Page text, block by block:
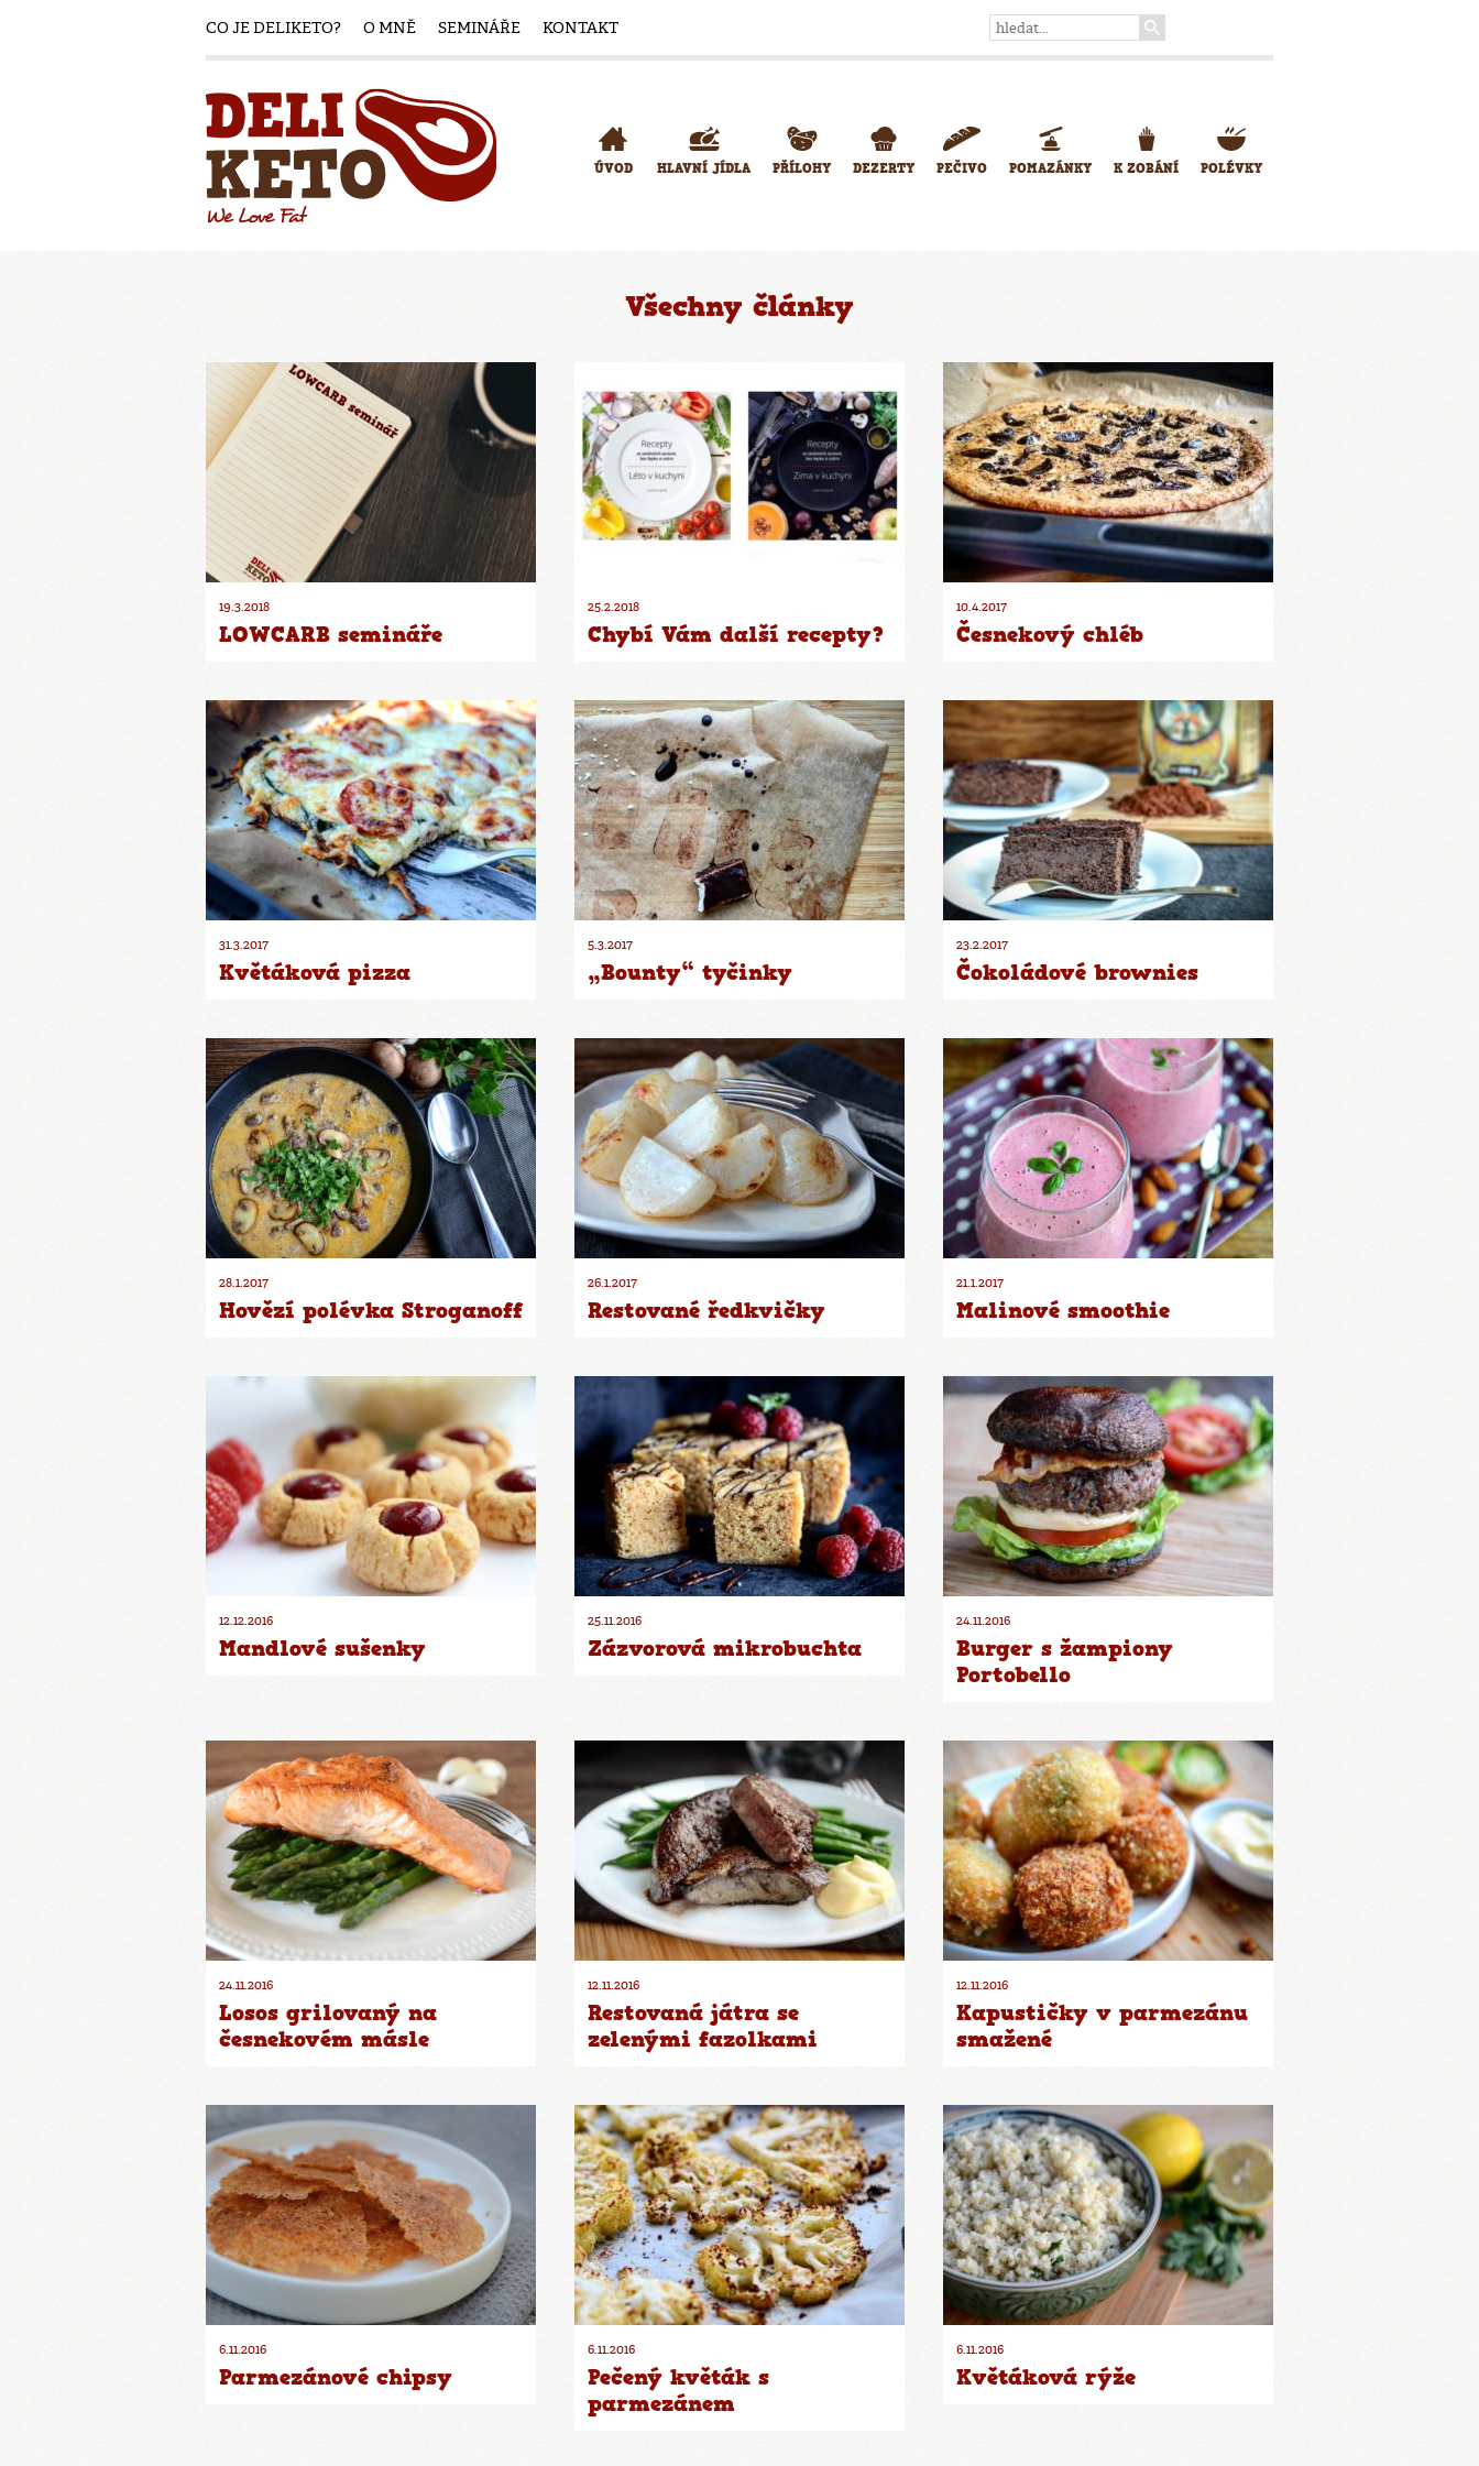
CO JE DELIKETO? O MNĚ SEMINÁŘE KONTAKT
ÚVOD HLAVNÍ JÍDLA PŘÍLOHY DEZERTY PEČIVO POMAZÁNKY K ZOBÁNÍ POLÉVKY
Všechny články
19.3.2018
LOWCARB semináře
25.2.2018
Chybí Vám další recepty?
10.4.2017
Česnekový chléb
31.3.2017
Květáková pizza
5.3.2017
„Bounty“ tyčinky
23.2.2017
Čokoládové brownies
28.1.2017
Hovězí polévka Stroganoff
26.1.2017
Restované ředkvičky
21.1.2017
Malinové smoothie
12.12.2016
Mandlové sušenky
25.11.2016
Zázvorová mikrobuchta
24.11.2016
Burger s žampiony
Portobello
24.11.2016
Losos grilovaný na
česnekovém másle
12.11.2016
Restovaná játra se
zelenými fazolkami
12.11.2016
Kapustičky v parmezánu
smažené
6.11.2016
Parmezánové chipsy
6.11.2016
Pečený květák s
parmezánem
6.11.2016
Květáková rýže